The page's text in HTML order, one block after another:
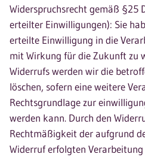
Widerspruchsrecht gemäß §25
erteilter Einwilligungen): Sie
erteilte Einwilligung in die
mit Wirkung für die Zukunft zu
Widerrufs werden wir die
löschen, sofern eine weitere
Rechtsgrundlage zur
werden kann. Durch den
Rechtmäßigkeit der aufgrund
Widerruf erfolgten